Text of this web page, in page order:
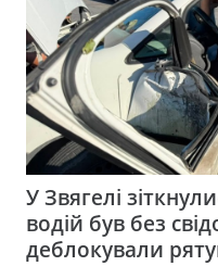
У Звягелі
водій був без
деблокували